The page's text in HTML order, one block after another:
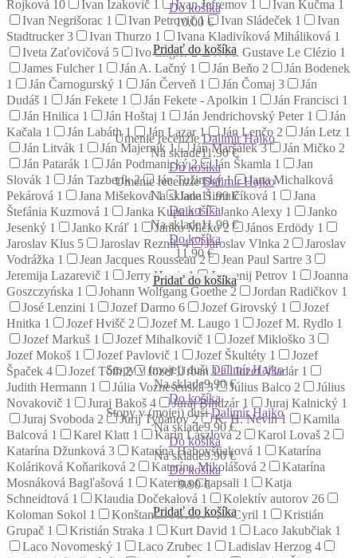
Rojková 10 Ivan Izakovič 1 Ivan Jefremov 1 Ivan Kučma 1
Ivan Negrišorac 1 Ivan Petrovič1 Ivan Sládeček 1
Ivan
Stadtrucker3 Ivan Thurzo 1 Ivana Kladivíková Miháliková 1
Iveta Zaťovičová 5 Ivo Engler2 J. M. Gustave Le Clézio 1
James Fulcher 1 Ján A. Lačný 1 Ján Beňo 2
Ján Bodenek
1
Ján Čarnogurský 1 Ján Červeň 1 Ján Čomaj 3
Ján
Dudáš 1 Ján Fekete 1 Ján Fekete - Apolkin 1 Ján Francisci 1
Ján Hnilica 1 Ján Hoštaj 1 Ján Jendrichovský Peter 1
Ján
Kačala 1 Ján Labáth1 Ján Lazar 1 Ján Lenčo 2 Ján Letz 1
Ján Litvák 1 Ján Majerník 1 Ján Maršálek3 Ján Mičko 2
Ján Patarák 1 Ján Podmanický2 Ján Škamla 1
Jan
Slovák 1 Ján Tazberík2 Ján Tužinský1
Jana Michalková
Pekárová 1 Jana Mišeková1 Jana Šimulčíková 1
Jana
Štefánia Kuzmová 1 Janka Kupala1 Janko Alexy 1
Janko
Jesenký 1 Janko Kráľ 1 Janko Mičko2 János Erdödy 1
Jaroslav Klus 5 Jaroslav Rezník4 Jaroslav Vlnka 2
Jaroslav
Vodrážka 1 Jean Jacques Rousseau2 Jean Paul Sartre 3
Jeremija Lazarevič 1 Jerry Harris 1 Jevgenij Petrov 1
Joanna
Goszczyńska 1 Johann Wolfgang Goethe 2 Jordan Radičkov 1
José Lenzini 1 Jozef Darmo 6 Jozef Girovský 1
Jozef
Hnitka 1 Jozef Hvišč 2 Jozef M. Laugo 1 Jozef M. Rydlo 1
Jozef Markuš 1 Jozef Mihalkovič 1 Jozef Mikloško 3
Jozef Mokoš 1 Jozef Pavlovič 1 Jozef Škultéty 1
Jozef
Špaček 4 Jozef Tóth2 Jozef Urban1 Jozef Vladár 1
Judith Hermann 1 Júlia Voznesenská3 Július Balco 2
Július
Novakovič 1 Juraj Bakoš 4 Juraj Bindzár 1 Juraj Kalnický 1
Juraj Svoboda 2 Jurij Tyňanov2 K. H. Nevin1
Kamila
Balcová 1 Karel Klatt 1 Karin Lászlová2 Karol Lovaš 2
Katarína Džunková 3 Katarína Habovštiaková 1
Katarína
Koláriková Koňariková 2 Katarína Mikolášová 2
Katarína
Mosnáková Bagľašová 1 Katerina Chapsali 1
Katja
Schneidtová 1 Klaudia Dočekalová 1 Kolektív autorov 26
Koloman Sokol 1 Konštantín Filozof - sv. Cyril 1
Kristián
Grupač 1 Kristián Straka 1 Kurt David 1 Laco Jakubčiak 1
Laco Novomeský 1 Laco Zrubec 1 Ladislav Herzog 4
Do košíka
10.00 €
Pridať do košíka
Umenie recenzie Dalimír Hajko
Na sklade11.90 €
Do košíka
Umenie recenzie Dalimír Hajko
Na sklade11.90 €
Do košíka
Na sklade11.90 €
Do košíka
11.90€
Pridať do košíka
Stopy v (mojej) duši Dalimír Hajko
Na sklade9.90 €
Do košíka
Stopy v (mojej) duši Dalimír Hajko
Na sklade9.90 €
Do košíka
Na sklade9.90 €
Do košíka
9.90€
Pridať do košíka